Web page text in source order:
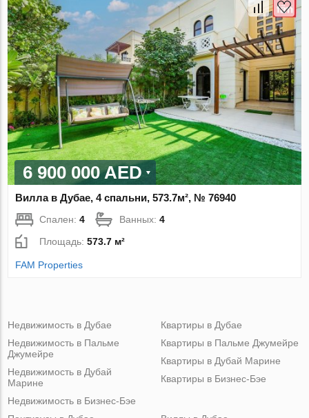
6 900 000 AED
Вилла в Дубае, 4 спальни, 573.7м², № 76940
Спален:4 Ванных:4
Площадь:573.7 м²
FAM Properties
Недвижимость в Дубае
Недвижимость в Пальме
Джумейре
Недвижимость в Дубай
Марине
Недвижимость в Бизнес-Бэе
Квартиры в Дубае
Квартиры в Пальме Джумейре
Квартиры в Дубай Марине
Квартиры в Бизнес-Бэе